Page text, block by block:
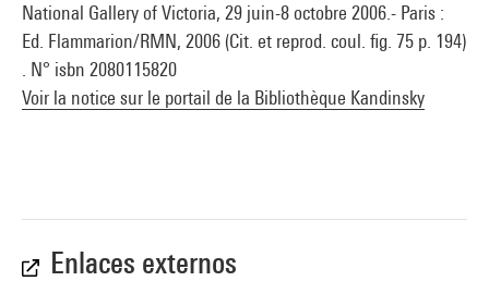
National Gallery of Victoria, 29 juin-8 octobre 2006.- Paris :
Ed. Flammarion/RMN, 2006 (Cit. et reprod. coul. fig. 75 p. 194)
. N° isbn 2080115820
Voir la notice sur le portail de la Bibliothèque Kandinsky
Enlaces externos